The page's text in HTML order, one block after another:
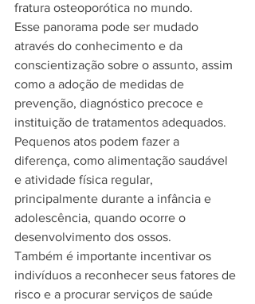
fratura osteoporótica no mundo.
Esse panorama pode ser mudado
através do conhecimento e da
conscientização sobre o assunto, assim
como a adoção de medidas de
prevenção, diagnóstico precoce e
instituição de tratamentos adequados.
Pequenos atos podem fazer a
diferença, como alimentação saudável
e atividade física regular,
principalmente durante a infância e
adolescência, quando ocorre o
desenvolvimento dos ossos.
Também é importante incentivar os
indivíduos a reconhecer seus fatores de
risco e a procurar serviços de saúde